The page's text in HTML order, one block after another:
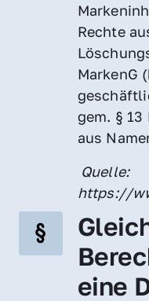
Rechte
MarkenG
gem. § 13
aus
https://
eine